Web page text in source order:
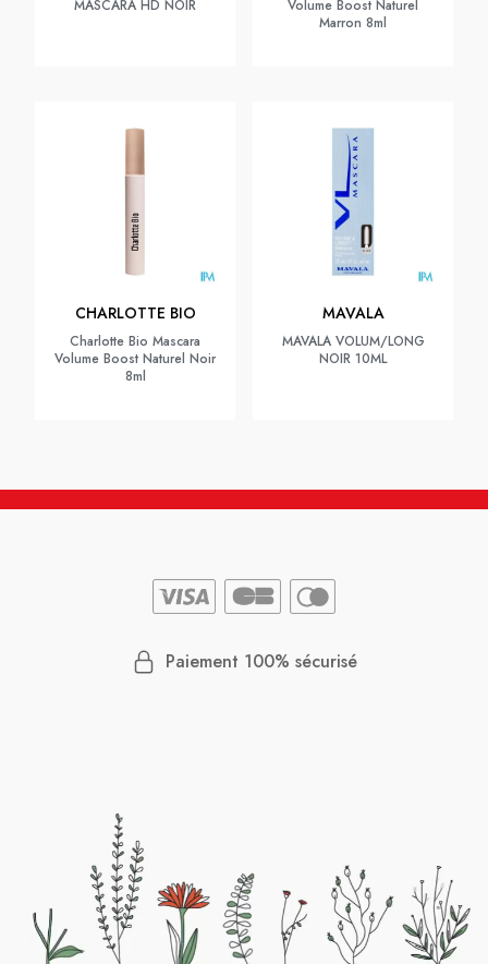
MASCARA HD NOIR
Volume Boost Naturel
Marron 8ml
CHARLOTTE BIO
Charlotte Bio Mascara
Volume Boost Naturel Noir
8ml
MAVALA
MAVALA VOLUM/LONG
NOIR 10ML
Paiement 100% sécurisé